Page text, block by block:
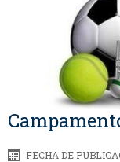
FECHA DE